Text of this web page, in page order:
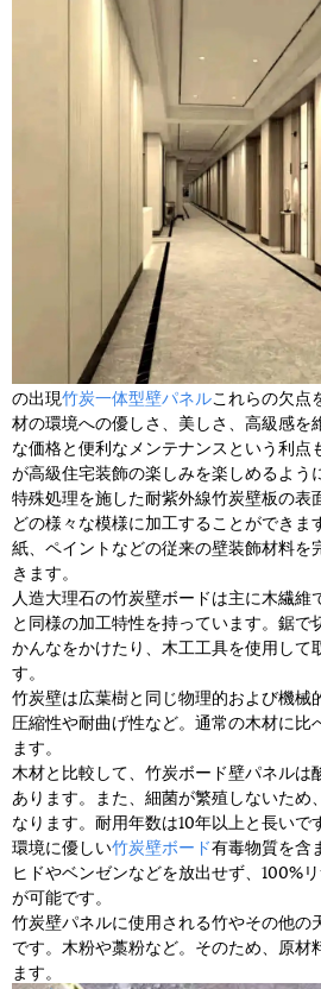
の出現竹炭一体型壁パネルこれらの欠点
材の環境への優しさ、美しさ、高級感を
な価格と便利なメンテナンスという利点
が高級住宅装飾の楽しみを楽しめるよう
特殊処理を施した耐紫外線竹炭壁板の表
どの様々な模様に加工することができ
紙、ペイントなどの従来の壁装飾材料を
きます。
人造大理石の竹炭壁ボードは主に木繊
と同様の加工特性を持っています。鋸で
かんなをかけたり、木工工具を使用して
す。
竹炭壁は広葉樹と同じ物理的および機械
圧縮性や耐曲げ性など。通常の木材に比
ます。
木材と比較して、竹炭ボード壁パネルは
あります。また、細菌が繁殖しないため
なります。耐用年数は10年以上と長いで
環境に優しい竹炭壁ボード有毒物質を含
ヒドやベンゼンなどを放出せず、100%
が可能です。
竹炭壁パネルに使用される竹やその他の
です。木粉や藁粉など。そのため、原材
ます。